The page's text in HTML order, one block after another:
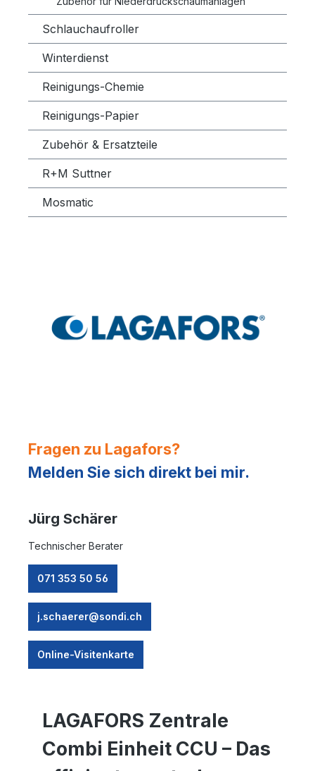
Schlauchaufroller
Winterdienst
Reinigungs-Chemie
Reinigungs-Papier
Zubehör & Ersatzteile
R+M Suttner
Mosmatic
Fragen zu Lagafors?
Melden Sie sich direkt bei mir.
Jürg Schärer
Technischer Berater
071 353 50 56
j.schaerer@sondi.ch
Online-Visitenkarte
LAGAFORS Zentrale
Combi Einheit CCU – Das